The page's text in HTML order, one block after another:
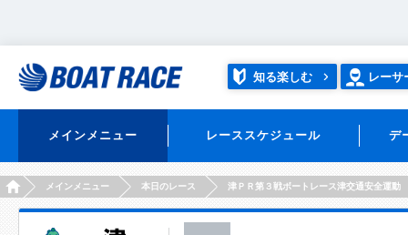
知る楽しむ レーサ
メインメニュー レーススケジュール デ
HOMEメインメニュー 本日のレース 津ＰＲ第３戦ボートレース津交通安全運動